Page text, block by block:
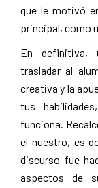
que le motivó
principal, como
En definitiva,
trasladar al
creativa y la
tus
funciona.
el nuestro, es
discurso fue
aspectos de